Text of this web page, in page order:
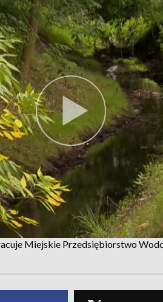
Miejskie Przedsiębiorstwo